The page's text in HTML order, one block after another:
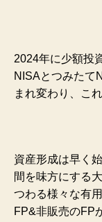
2024年に少額投
NISAとつみたて
まれ変わり、こ
資産形成は早く
間を味方にする
つわる様々な有
FP&非販売のFP